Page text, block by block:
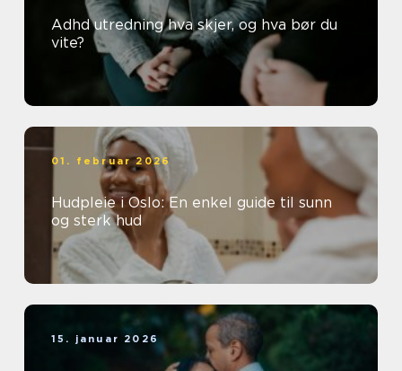
Adhd utredning hva skjer, og hva bør du
vite?
01. februar 2026
Hudpleie i Oslo: En enkel guide til sunn
og sterk hud
15. januar 2026